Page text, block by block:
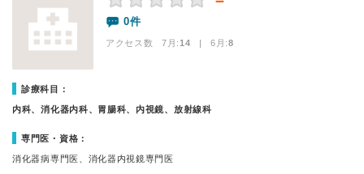
0件
アクセス数 7月:14 | 6月:8
診療科目：
内科、消化器内科、胃腸科、内視鏡、放射線科
専門医・資格：
消化器病専門医、消化器内視鏡専門医